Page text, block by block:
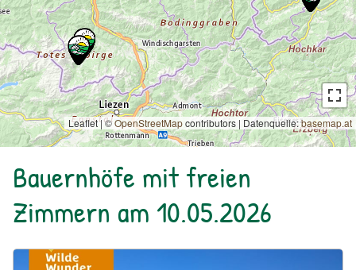
Leaflet | ©OpenStreetMapcontributors | Datenquelle:basemap.at
Bauernhöfe mit freien
Zimmern am 10.05.2026
Urlaub am Bauernhof: Bio Bauernhof Kurzeck